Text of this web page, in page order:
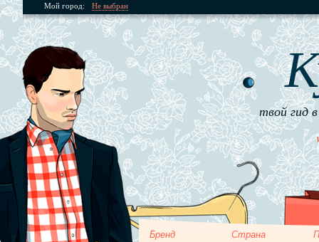
Мой город: Не выбран
твой гид
Бренд Страна